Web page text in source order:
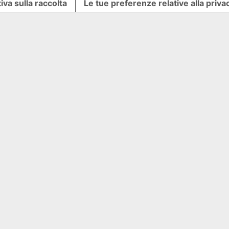
sulla raccolta Le tue preferenze relative alla